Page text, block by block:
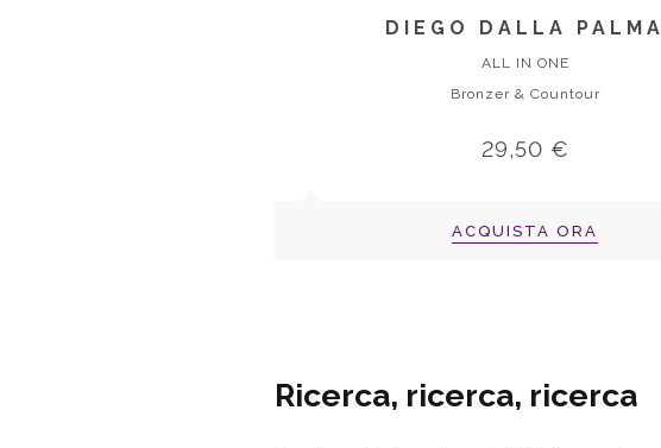
DIEGO DALLA PALMA
ALL IN ONE
Bronzer & Countour
29,50 €
ACQUISTA ORA
Ricerca, ricerca, ricerca